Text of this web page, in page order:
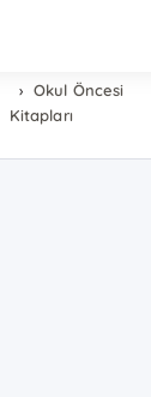
Okul Öncesi
Kitapları